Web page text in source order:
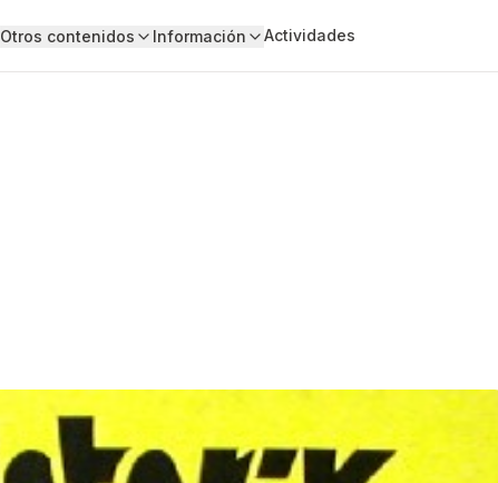
Otros contenidos Información Actividades